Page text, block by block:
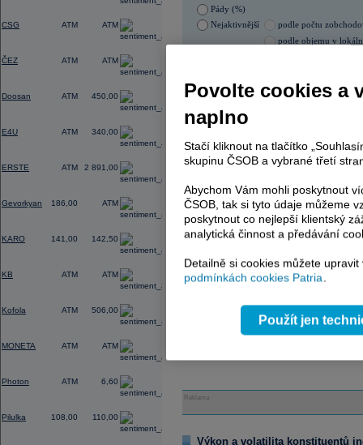
CSG ATM ATM
ČEZ ATM ATM
Doosan ATM 450,00
E4U ATM 340,00
ERSTE ATM 2 891,00
Gevorkyan 186,00 ATM
KARO 141,00 142,50
KB ATM ATM
Kofola ATM 506,00
MONETA ATM ATM
Photon ATM 6,60
Pilulka 108,00 110,00
Pády (%)
Nejaktivnější
podle počtu
podle objemu v
KOMERČNÍ BANKA
TMR
AD index - vývoj
Region
select
Odeslat
Reklama
Výkon a volatilita konstituentů
Povolte cookies a
naplno
Stačí kliknout na tlačítko
skupinu ČSOB a vybrané třetí
Abychom Vám mohli poskytnout
ČSOB, tak si tyto údaje můžeme
poskytnout co nejlepší klientský
analytická činnost a předávání
Detailně si cookies můžete
podmínkách cookies Patria.
Použít jen